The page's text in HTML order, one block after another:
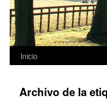
Saltar
contenido
Inicio
Archivo de la